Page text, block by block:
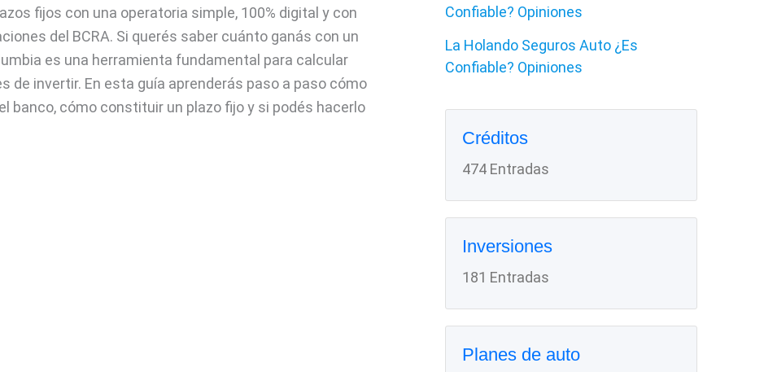
fijos con una operatoria simple, 100% digital y con
del BCRA. Si querés saber cuánto ganás con un
es una herramienta fundamental para calcular
de invertir. En esta guía aprenderás paso a paso cómo
banco, cómo constituir un plazo fijo y si podés hacerlo
Confiable? Opiniones
La Holando Seguros Auto ¿Es
Confiable? Opiniones
Créditos
474 Entradas
Inversiones
181 Entradas
Planes de auto